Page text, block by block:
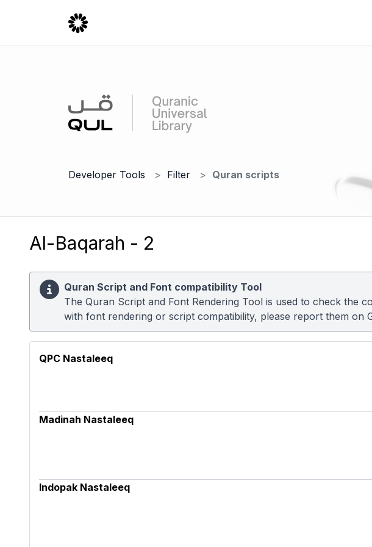
Developer Tools Filter Quran scripts
Al-Baqarah - 2
Quran Script and Font compatibility Tool
The Quran Script and Font Rendering Tool is used to check the
with font rendering or script compatibility, please report them on
QPC Nastaleeq
Madinah Nastaleeq
Indopak Nastaleeq